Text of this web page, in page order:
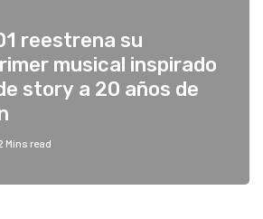
reestrena su
musical inspirado
story a 20 años de
Mins read